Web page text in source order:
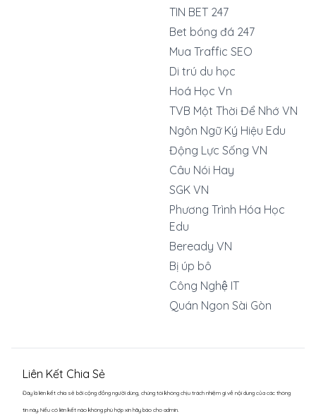
TIN BET 247
Bet bóng đá 247
Mua Traffic SEO
Di trú du học
Hoá Học Vn
TVB Một Thời Để Nhớ VN
Ngôn Ngữ Ký Hiệu Edu
Động Lực Sống VN
Câu Nói Hay
SGK VN
Phương Trình Hóa Học
Edu
Beready VN
Bị úp bô
Công Nghệ IT
Quán Ngon Sài Gòn
Liên Kết Chia Sẻ
Đây là liên kết chia sẻ bới cộng đồng người dùng, chúng tôi không chịu trách nhiệm gì về nội dung của các thông
tin này. Nếu có liên kết nào không phù hợp xin hãy báo cho admin.